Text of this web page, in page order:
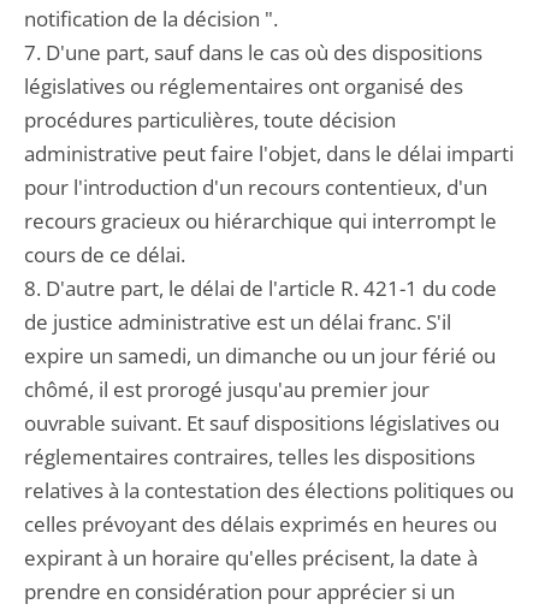
notification de la décision ".
7. D'une part, sauf dans le cas où des dispositions
législatives ou réglementaires ont organisé des
procédures particulières, toute décision
administrative peut faire l'objet, dans le délai imparti
pour l'introduction d'un recours contentieux, d'un
recours gracieux ou hiérarchique qui interrompt le
cours de ce délai.
8. D'autre part, le délai de l'article R. 421-1 du code
de justice administrative est un délai franc. S'il
expire un samedi, un dimanche ou un jour férié ou
chômé, il est prorogé jusqu'au premier jour
ouvrable suivant. Et sauf dispositions législatives ou
réglementaires contraires, telles les dispositions
relatives à la contestation des élections politiques ou
celles prévoyant des délais exprimés en heures ou
expirant à un horaire qu'elles précisent, la date à
prendre en considération pour apprécier si un